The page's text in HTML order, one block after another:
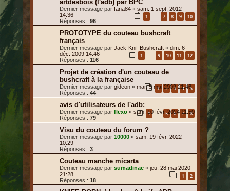
artdesbois (l'adb) par BPC
Dernier message par fana84 « sam. 1 sept. 2012
14:36
Réponses : 96
1 … 7 8 9 10
PROTOTYPE du couteau bushcraft
français
Dernier message par Jack-Knif-Bushcraft « dim. 6
déc. 2009 14:46
Réponses : 116
1 … 9 10 11 12
Projet de création d'un couteau de
bushcraft à la française
Dernier message par gideon « mar. 5 mai 2009 21:46
Réponses : 44
1 2 3 4 5
avis d'utilisateurs de l'adb:
Dernier message par flexo « sam. 10 févr. 2024 11:50
Réponses : 79
1 … 5 6 7 8
Visu du couteau du forum ?
Dernier message par 10000 « sam. 19 févr. 2022
10:29
Réponses : 3
Couteau manche micarta
Dernier message par sumadinac « jeu. 28 mai 2020
21:28
Réponses : 18
1 2